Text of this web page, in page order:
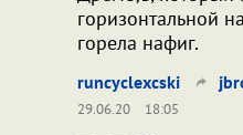
горизонтальной
горела нафиг.
runcyclexcski
29.06.20
18:05